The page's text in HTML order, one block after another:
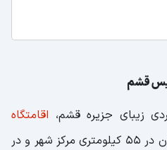
قشم
زیبای جزیره قشم، اقامتگاه
است. این مکان در ۵۵ کیلومتری مرکز شهر و در